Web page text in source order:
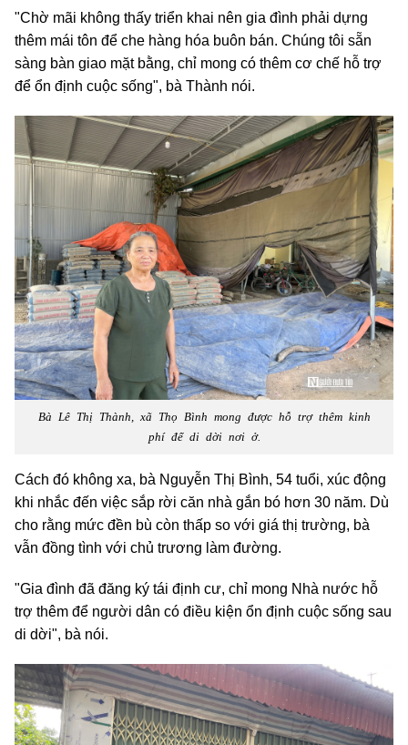
"Chờ mãi không thấy triển khai nên gia đình phải dựng
thêm mái tôn để che hàng hóa buôn bán. Chúng tôi sẵn
sàng bàn giao mặt bằng, chỉ mong có thêm cơ chế hỗ trợ
để ổn định cuộc sống", bà Thành nói.
Bà Lê Thị Thành, xã Thọ Bình mong được hỗ trợ thêm kinh
phí để di dời nơi ở.
Cách đó không xa, bà Nguyễn Thị Bình, 54 tuổi, xúc động
khi nhắc đến việc sắp rời căn nhà gắn bó hơn 30 năm. Dù
cho rằng mức đền bù còn thấp so với giá thị trường, bà
vẫn đồng tình với chủ trương làm đường.
"Gia đình đã đăng ký tái định cư, chỉ mong Nhà nước hỗ
trợ thêm để người dân có điều kiện ổn định cuộc sống sau
di dời", bà nói.